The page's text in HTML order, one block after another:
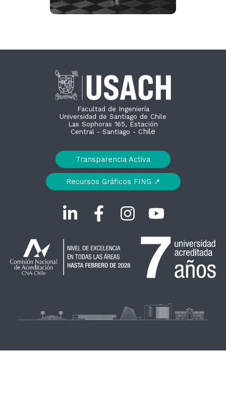
Facultad de Ingeniería
Universidad de Santiago de Chile
Las Sophoras 165, Estación
Central - Santiago - Chile
Transparencia Activa
Recursos Gráficos FING ↗︎